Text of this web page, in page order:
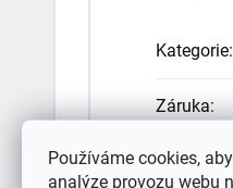
Používáme cookies,
analýze provozu webu
Kategorie:
Záruka:
Hmotnost